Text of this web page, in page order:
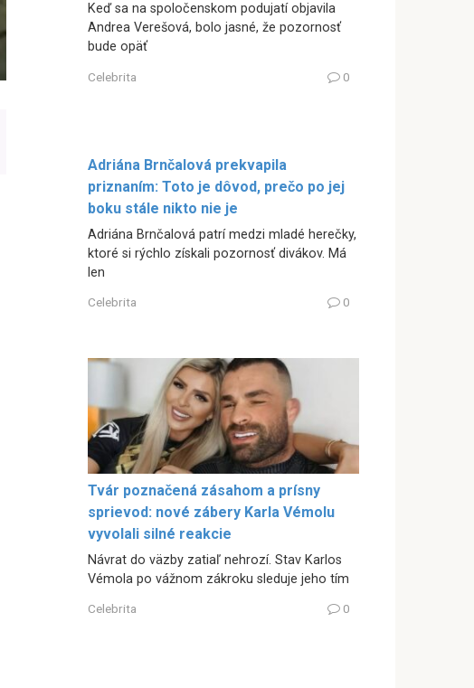
Keď sa na spoločenskom podujatí objavila
Andrea Verešová, bolo jasné, že pozornosť
bude opäť
Celebrita 0
Adriána Brnčalová prekvapila
priznaním: Toto je dôvod, prečo po jej
boku stále nikto nie je
Adriána Brnčalová patrí medzi mladé herečky,
ktoré si rýchlo získali pozornosť divákov. Má
len
Celebrita 0
Tvár poznačená zásahom a prísny
sprievod: nové zábery Karla Vémolu
vyvolali silné reakcie
Návrat do väzby zatiaľ nehrozí. Stav Karlos
Vémola po vážnom zákroku sleduje jeho tím
Celebrita 0